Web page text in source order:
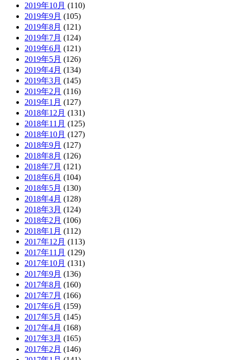
2019年10月 (110)
2019年9月 (105)
2019年8月 (121)
2019年7月 (124)
2019年6月 (121)
2019年5月 (126)
2019年4月 (134)
2019年3月 (145)
2019年2月 (116)
2019年1月 (127)
2018年12月 (131)
2018年11月 (125)
2018年10月 (127)
2018年9月 (127)
2018年8月 (126)
2018年7月 (121)
2018年6月 (104)
2018年5月 (130)
2018年4月 (128)
2018年3月 (124)
2018年2月 (106)
2018年1月 (112)
2017年12月 (113)
2017年11月 (129)
2017年10月 (131)
2017年9月 (136)
2017年8月 (160)
2017年7月 (166)
2017年6月 (159)
2017年5月 (145)
2017年4月 (168)
2017年3月 (165)
2017年2月 (146)